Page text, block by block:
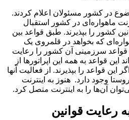
در کشور مسئولان اعلام کردند.
ماهواره‌ای در کشور استقبال
کشور را بپذیرند. طبق قواعد بین
که بخواهد در قلمروی یک
قواعد سرزمینی آن کشور را رعایت
این قواعد به همه این اپراتورها از
این قواعد را بپذیرند. از فعالیت آنها
استقبال می‌کنند چون ۳۰۰۰ روستا وجود دارد. هنوز به اینترنت
آن‌ها را به اینترنت متصل کرد.
رعایت قوانین